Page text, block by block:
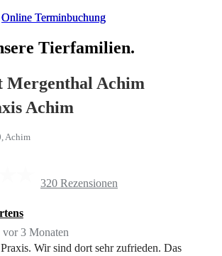
Online Terminbuchung
Tierfamilien.
Mergenthal Achim
Achim
Achim
320 Rezensionen
vor 3 Monaten
Wir sind dort sehr zufrieden. Das